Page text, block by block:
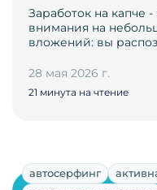
Заработок на капче
внимания на
вложений: вы
28 мая 2026 г.
21 минута на чтение
автосерфинг